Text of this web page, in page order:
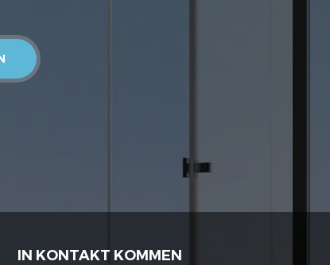
IN KONTAKT KOMMEN